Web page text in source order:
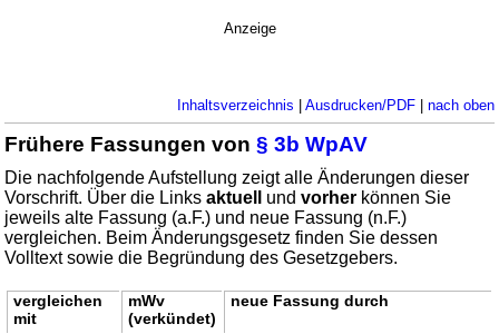
Anzeige
Inhaltsverzeichnis | Ausdrucken/PDF| nach oben
Frühere Fassungen von§ 3b WpAV
Die nachfolgende Aufstellung zeigt alle Änderungen dieser
Vorschrift. Über die Linksaktuell undvorher können Sie
jeweils alte Fassung (a.F.) und neue Fassung (n.F.)
vergleichen. Beim Änderungsgesetz finden Sie dessen
Volltext sowie die Begründung des Gesetzgebers.
vergleichen
mit
mWv
(verkündet)
neue Fassung durch